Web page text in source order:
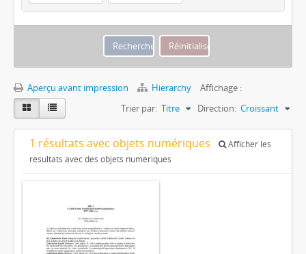
Aperçu avant impression Hierarchy
Affichage :
Trier par: Titre Direction: Croissant
1 résultats avec objets numériques
Afficher les
résultats avec des objets numériques